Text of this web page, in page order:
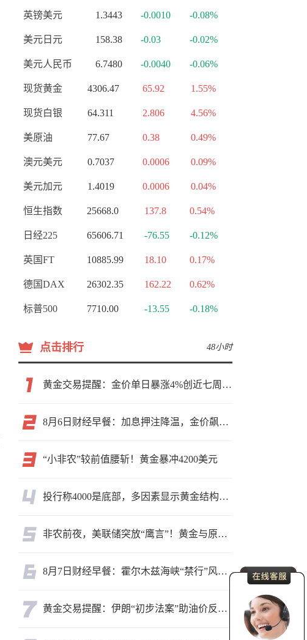
英镑美元 1.3443 -0.0010 -0.08%
美元日元 158.38 -0.03 -0.02%
美元人民币 6.7480 -0.0040 -0.06%
现货黄金 4306.47 65.92 1.55%
现货白银 64.311 2.806 4.56%
美原油 77.67 0.38 0.49%
澳元美元 0.7037 0.0006 0.09%
美元加元 1.4019 0.0006 0.04%
恒生指数 25668.0 137.8 0.54%
日经225 65606.71 -76.55 -0.12%
英国FT 10885.99 18.10 0.17%
德国DAX 26302.35 162.22 0.62%
标普500 7710.00 -13.55 -0.18%
点击排行 48小时
黄金交易提醒：金价单日暴涨4%创近七周新高，加息预期降温叠加霍尔木兹“暂停信号”，牛市重启了？
8月6日财经早餐：加息押注降温，金价飙升至近两个月高位，地缘缓和预期，美油75关口拉锯
“小非农”较前值腰斩！黄金暴冲4200美元
投行称4000是底部，多因素显示黄金结构性机会显现
非农前夜，美联储突放“鹰言”！黄金与原油为何联手反攻？
8月7日财经早餐：霍尔木兹海峡“禁行”风波再起，油价急涨金价承压，非农夜市场博弈加剧
黄金交易提醒：伊朗“初步法案”助油价反弹逾3%，金价小幅承压，非农重磅来袭！